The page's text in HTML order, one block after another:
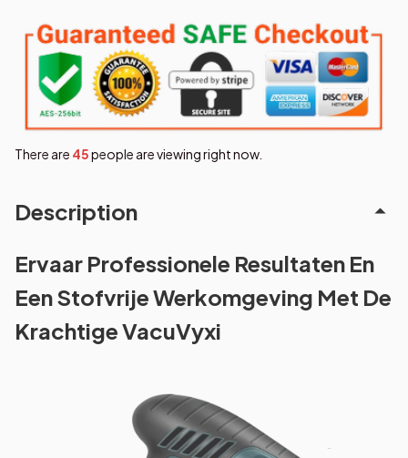
There are 48people are viewing right now.
Description
Ervaar Professionele Resultaten En
Een Stofvrije Werkomgeving Met De
Krachtige VacuVyxi